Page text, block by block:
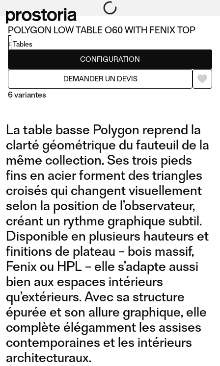
POLYGON LOW TABLE O60 WITH FENIX TOP
CONFIGURATION
DEMANDER UN DEVIS
6 variantes
LOW TABLE O60 WITH
FENIX TOP
LOW TABLE O60 WITH
WOODEN TOP
Tables
La table basse Polygon reprend la
clarté géométrique du fauteuil de la
même collection. Ses trois pieds
fins en acier forment des triangles
croisés qui changent visuellement
selon la position de l’observateur,
créant un rythme graphique subtil.
Disponible en plusieurs hauteurs et
finitions de plateau – bois massif,
Fenix ou HPL – elle s’adapte aussi
bien aux espaces intérieurs
qu’extérieurs. Avec sa structure
épurée et son allure graphique, elle
complète élégamment les assises
contemporaines et les intérieurs
architecturaux.